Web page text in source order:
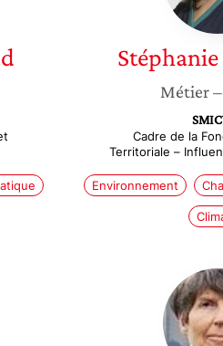
Stéphanie
Métier
Cadre de la
Territoriale –
Environnement